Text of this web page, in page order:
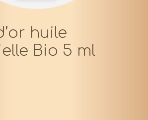
huile
Bio 5 ml